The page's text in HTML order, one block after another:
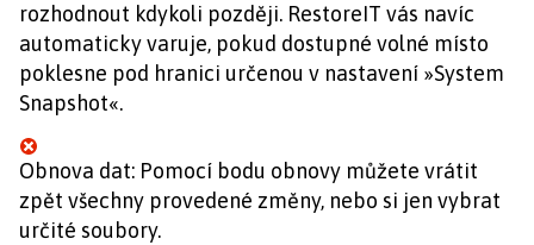
rozhodnout kdykoli později. RestoreIT vás navíc
automaticky varuje, pokud dostupné volné místo
poklesne pod hranici určenou v nastavení »System
Snapshot«.
Obnova dat: Pomocí bodu obnovy můžete vrátit
zpět všechny provedené změny, nebo si jen vybrat
určité soubory.